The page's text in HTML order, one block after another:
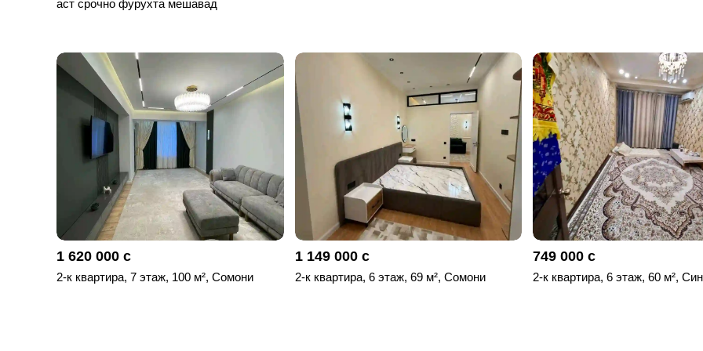
аст срочно фурухта мешавад
1 620 000 с
2-к квартира, 7 этаж, 100 м², Сомони
1 149 000 с
2-к квартира, 6 этаж, 69 м², Сомони
749 000 с
2-к квартира, 6 этаж, 60 м²,